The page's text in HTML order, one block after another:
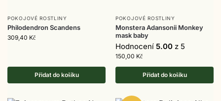
POKOJOVÉ ROSTLINY
Philodendron Scandens
309,40 Kč
Přidat do košíku
POKOJOVÉ ROSTLINY
Monstera Adansonii Monkey
mask baby
Hodnocení 5.00 z 5
150,00 Kč
Přidat do košíku